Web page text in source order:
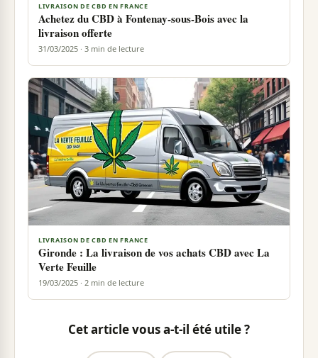
LIVRAISON DE CBD EN FRANCE
Achetez du CBD à Fontenay-sous-Bois avec la
livraison offerte
31/03/2025 · 3 min de lecture
LIVRAISON DE CBD EN FRANCE
Gironde : La livraison de vos achats CBD avec La
Verte Feuille
19/03/2025 · 2 min de lecture
Cet article vous a-t-il été utile ?